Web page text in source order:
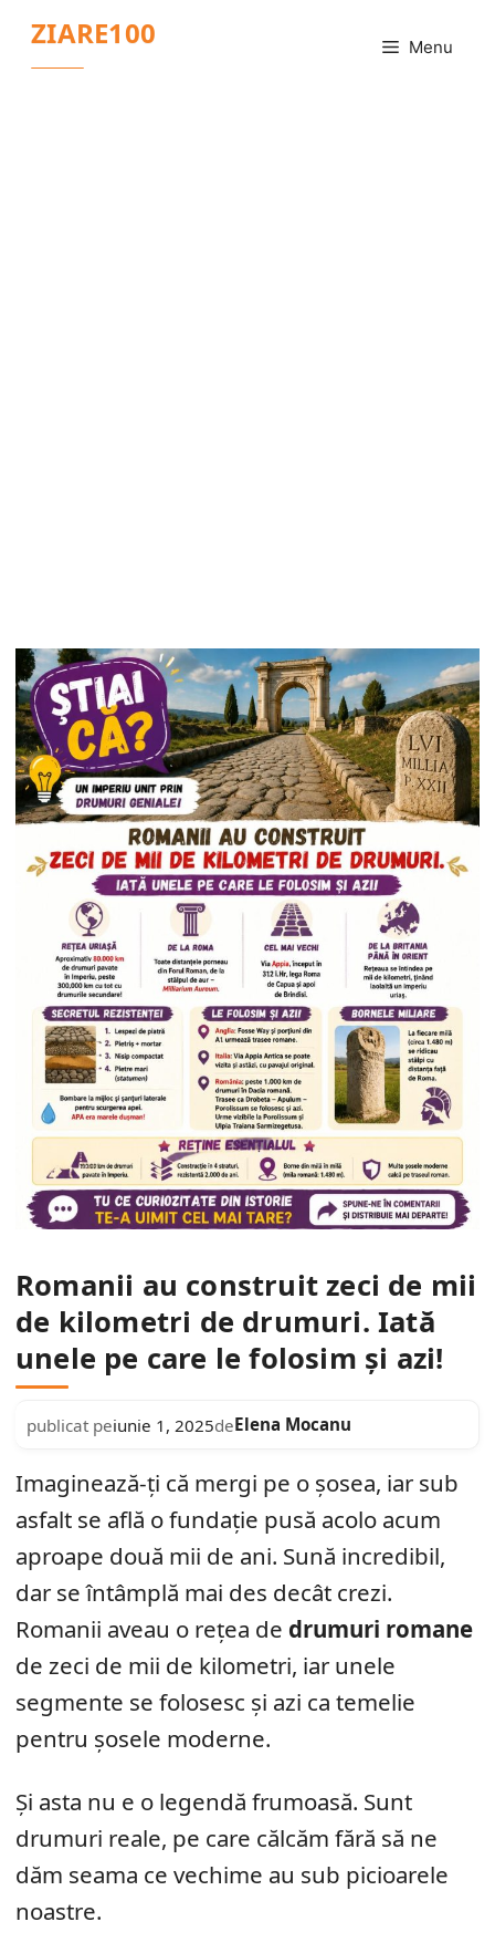
conținut
ZIARE100 Menu
Romanii au construit zeci de mii
de kilometri de drumuri. Iată
unele pe care le folosim și azi!
publicat peiunie 1, 2025deElena Mocanu
Imaginează-ți că mergi pe o șosea, iar sub
asfalt se află o fundație pusă acolo acum
aproape două mii de ani. Sună incredibil,
dar se întâmplă mai des decât crezi.
Romanii aveau o rețea de drumuri romane
de zeci de mii de kilometri, iar unele
segmente se folosesc și azi ca temelie
pentru șosele moderne.
Și asta nu e o legendă frumoasă. Sunt
drumuri reale, pe care călcăm fără să ne
dăm seama ce vechime au sub picioarele
noastre.